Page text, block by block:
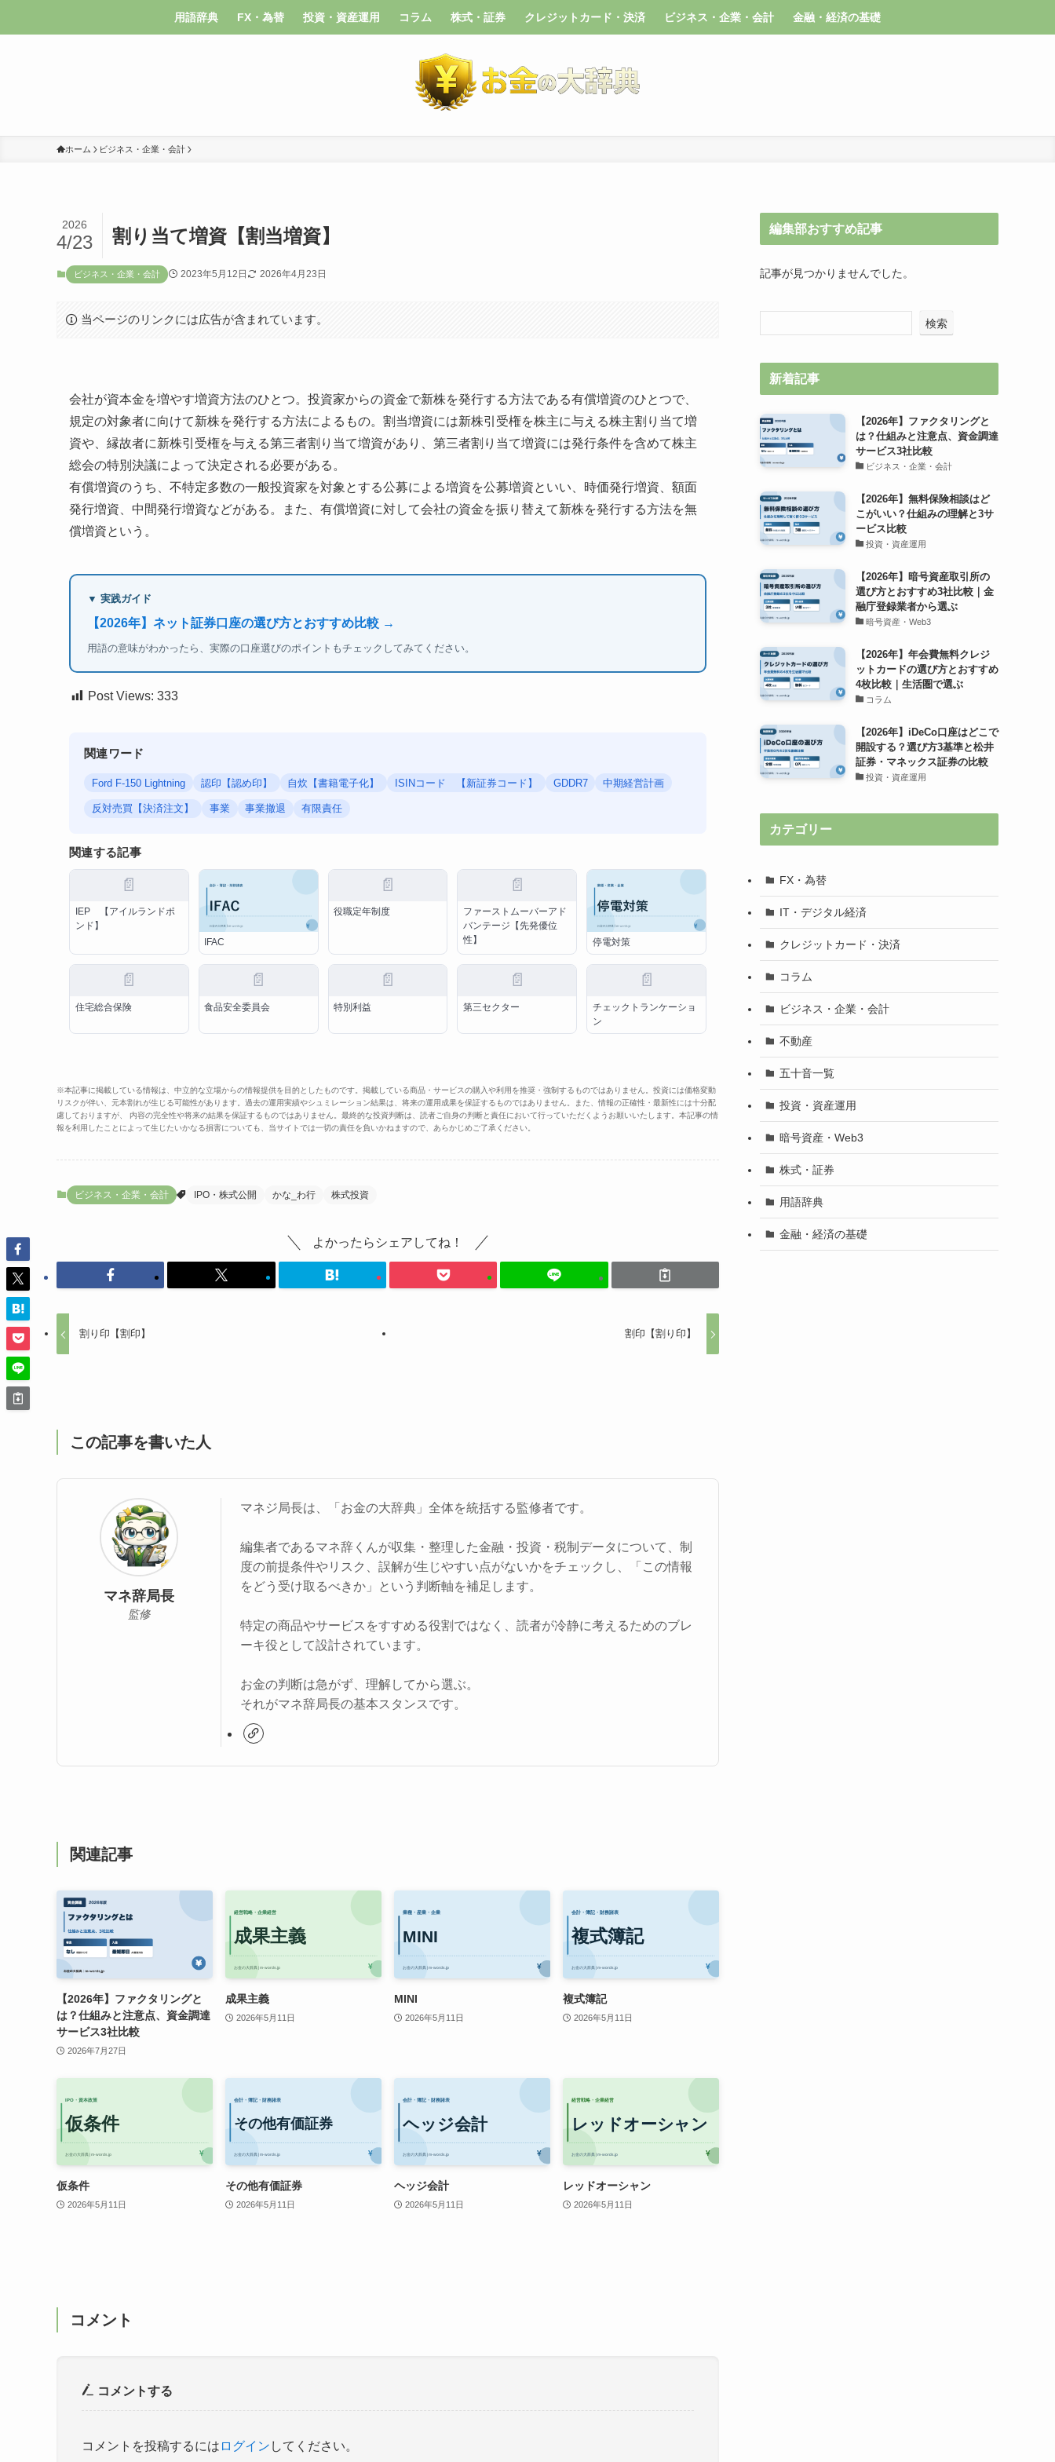
用語辞典 FX・為替 投資・資産運用 コラム 株式・証券 クレジットカード・決済 ビジネス・企業・会計 金融・経済の基礎
ホーム ビジネス・企業・会計
割り当て増資【割当増資】
2026
4/23
ビジネス・企業・会計 2023年5月12日 2026年4月23日
当ページのリンクには広告が含まれています。
会社が資本金を増やす増資方法のひとつ。投資家からの資金で新株を発行する方法である有償増資のひとつで、
規定の対象者に向けて新株を発行する方法によるもの。割当増資には新株引受権を株主に与える株主割り当て増
資や、縁故者に新株引受権を与える第三者割り当て増資があり、第三者割り当て増資には発行条件を含めて株主
総会の特別決議によって決定される必要がある。
有償増資のうち、不特定多数の一般投資家を対象とする公募による増資を公募増資といい、時価発行増資、額面
発行増資、中間発行増資などがある。また、有償増資に対して会社の資金を振り替えて新株を発行する方法を無
償増資という。
▼ 実践ガイド
【2026年】ネット証券口座の選び方とおすすめ比較 →
用語の意味がわかったら、実際の口座選びのポイントもチェックしてみてください。
Post Views: 333
関連ワード
Ford F-150 Lightning 認印【認め印】 自炊【書籍電子化】 ISINコード 【新証券コード】 GDDR7 中期経営計画
反対売買【決済注文】 事業 事業撤退 有限責任
関連する記事
📄
IEP 【アイルランドポ
ンド】
IFAC
📄
役職定年制度
📄
ファーストムーバーアド
バンテージ【先発優位
性】
停電対策
📄
住宅総合保険
📄
食品安全委員会
📄
特別利益
📄
第三セクター
📄
チェックトランケーショ
ン
※本記事に掲載している情報は、中立的な立場からの情報提供を目的としたものです。掲載している商品・サービスの購入や利用を推奨・強制するものではありません。投資には価格変動
リスクが伴い、元本割れが生じる可能性があります。過去の運用実績やシュミレーション結果は、将来の運用成果を保証するものではありません。また、情報の正確性・最新性には十分配
慮しておりますが、 内容の完全性や将来の結果を保証するものではありません。最終的な投資判断は、読者ご自身の判断と責任において行っていただくようお願いいたします。本記事の情
報を利用したことによって生じたいかなる損害についても、当サイトでは一切の責任を負いかねますので、あらかじめご了承ください。
ビジネス・企業・会計 IPO・株式公開 かな_わ行 株式投資
よかったらシェアしてね！
割り印【割印】 割印【割り印】
この記事を書いた人
マネ辞局長
監修
マネジ局長は、「お金の大辞典」全体を統括する監修者です。
編集者であるマネ辞くんが収集・整理した金融・投資・税制データについて、制
度の前提条件やリスク、誤解が生じやすい点がないかをチェックし、「この情報
をどう受け取るべきか」という判断軸を補足します。
特定の商品やサービスをすすめる役割ではなく、読者が冷静に考えるためのブレ
ーキ役として設計されています。
お金の判断は急がず、理解してから選ぶ。
それがマネ辞局長の基本スタンスです。
関連記事
【2026年】ファクタリングと
は？仕組みと注意点、資金調達
サービス3社比較
2026年7月27日
成果主義
2026年5月11日
MINI
2026年5月11日
複式簿記
2026年5月11日
仮条件
2026年5月11日
その他有価証券
2026年5月11日
ヘッジ会計
2026年5月11日
レッドオーシャン
2026年5月11日
コメント
コメントする
コメントを投稿するには ログイン してください。
編集部おすすめ記事
記事が見つかりませんでした。
検索
新着記事
【2026年】ファクタリングと
は？仕組みと注意点、資金調達
サービス3社比較
ビジネス・企業・会計
【2026年】無料保険相談はど
こがいい？仕組みの理解と3サ
ービス比較
投資・資産運用
【2026年】暗号資産取引所の
選び方とおすすめ3社比較｜金
融庁登録業者から選ぶ
暗号資産・Web3
【2026年】年会費無料クレジ
ットカードの選び方とおすすめ
4枚比較｜生活圏で選ぶ
コラム
【2026年】iDeCo口座はどこで
開設する？選び方3基準と松井
証券・マネックス証券の比較
投資・資産運用
カテゴリー
FX・為替
IT・デジタル経済
クレジットカード・決済
コラム
ビジネス・企業・会計
不動産
五十音一覧
投資・資産運用
暗号資産・Web3
株式・証券
用語辞典
金融・経済の基礎